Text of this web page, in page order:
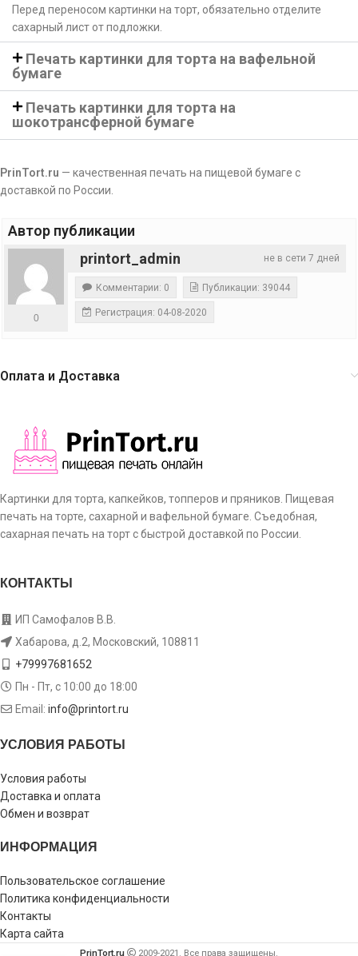
Перед переносом картинки на торт, обязательно отделите
сахарный лист от подложки.
Печать картинки для торта на вафельной
бумаге
Печать картинки для торта на
шокотрансферной бумаге
PrinTort.ru — качественная печать на пищевой бумаге с
доставкой по России.
Автор публикации
не в сети 7 дней
printort_admin
0
Комментарии: 0 Публикации: 39044
Регистрация: 04-08-2020
Оплата и Доставка
Картинки для торта, капкейков, топперов и пряников. Пищевая
печать на торте, сахарной и вафельной бумаге. Съедобная,
сахарная печать на торт с быстрой доставкой по России.
КОНТАКТЫ
ИП Самофалов В.В.
Хабарова, д.2, Московский, 108811
+79997681652
Пн - Пт, с 10:00 до 18:00
Email: info@printort.ru
УСЛОВИЯ РАБОТЫ
Условия работы
Доставка и оплата
Обмен и возврат
ИНФОРМАЦИЯ
Пользовательское соглашение
Политика конфиденциальности
Контакты
Карта сайта
PrinTort.ru 2009-2021. Все права защищены.